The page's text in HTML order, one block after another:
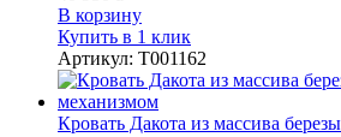
В корзину
Купить в 1 клик
Артикул: Т001162
Кровать Дакота из массива